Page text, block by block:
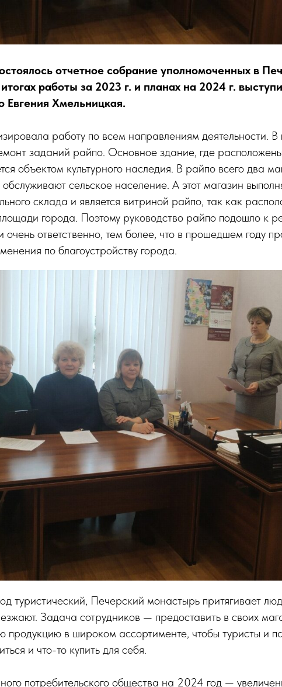
отчетное собрание уполномоченных в
работы за 2023 г. и планах на 2024 г.
Евгения Хмельницкая.
работу по всем направлениям деятельности. В
заданий райпо. Основное здание, где
объектом культурного наследия. В райпо всего два
обслуживают сельское население. А этот магазин
склада и является витриной райпо, так как
города. Поэтому руководство райпо подошло к
очень ответственно, тем более, что в прошедшем году
по благоустройству города.
туристический, Печерский монастырь притягивает
Задача сотрудников — предоставить в своих
продукцию в широком ассортименте, чтобы туристы и
и что-то купить для себя.
потребительского общества на 2024 год —